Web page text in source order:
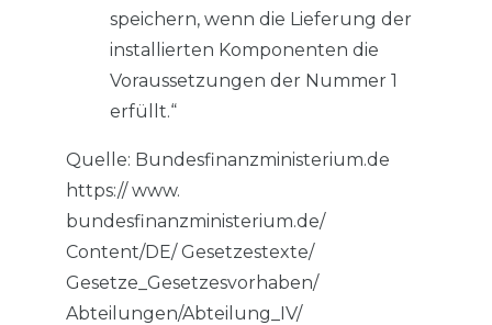
speichern, wenn die Lieferung der
installierten Komponenten die
Voraussetzungen der Nummer 1
erfüllt.“
Quelle: Bundesfinanzministerium.de
https:// www.
bundesfinanzministerium.de/
Content/DE/ Gesetzestexte/
Gesetze_Gesetzesvorhaben/
Abteilungen/Abteilung_IV/